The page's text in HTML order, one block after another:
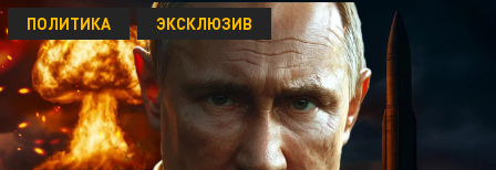
ПОЛИТИКА ЭКСКЛЮЗИВ